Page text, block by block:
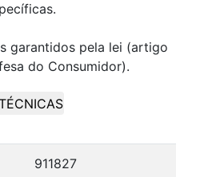
garantidos pela lei (artigo
do Consumidor).
911827